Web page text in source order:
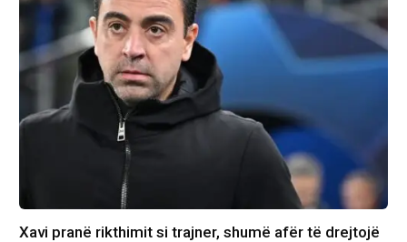
Xavi pranë rikthimit si trajner, shumë afër të drejtojë